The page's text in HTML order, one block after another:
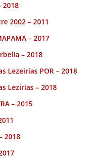
2018
2002 – 2011
– 2017
– 2018
Lezeirias POR – 2018
Lezirias – 2018
– 2015
2018